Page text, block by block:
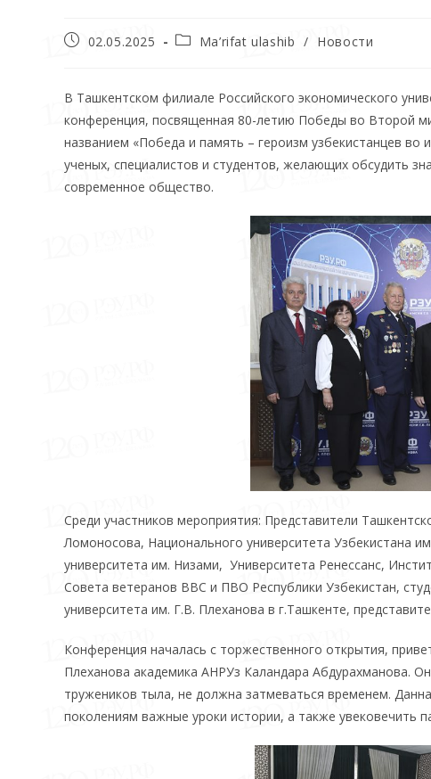
02.05.2025 Ma’rifat ulashib / Новости
В Ташкентском филиале Российского экономического
конференция, посвященная 80-летию Победы во Второй
названием «Победа и память – героизм узбекистанцев
ученых, специалистов и студентов, желающих обсудить
современное общество.
Среди участников мероприятия: Представители
Ломоносова, Национального университета Узбекистана
университета им. Низами, Университета Ренессанс,
Совета ветеранов ВВС и ПВО Республики Узбекистан,
университета им. Г.В. Плеханова в г.Ташкенте,
Конференция началась с торжественного открытия,
Плеханова академика АНРУз Каландара Абдурахманова.
тружеников тыла, не должна затмеваться временем.
поколениям важные уроки истории, а также увековечить